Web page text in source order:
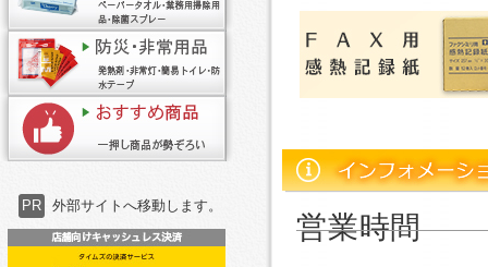
PR 外部サイトへ移動します。
営業時間